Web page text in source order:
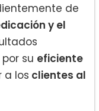
de
y el
su eficiente
a los clientes al